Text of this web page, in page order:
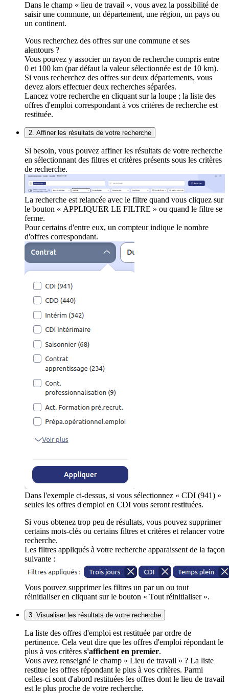
Dans le champ « lieu de travail », vous avez la possibilité de
saisir une commune, un département, une région, un pays ou
un continent.
Vous recherchez des offres sur une commune et ses
alentours ?
Vous pouvez y associer un rayon de recherche compris entre
0 et 100 km (par défaut la valeur sélectionnée est de 10 km).
Si vous recherchez des offres sur deux départements, vous
devez alors effectuer deux recherches séparées.
Lancez votre recherche en cliquant sur la loupe ; la liste des
offres d'emploi correspondant à vos critères de recherche est
restituée.
2. Affiner les résultats de votre recherche
Si besoin, vous pouvez affiner les résultats de votre recherche
en sélectionnant des filtres et critères présents sous les critères
de recherche.
La recherche est relancée avec le filtre quand vous cliquez sur
le bouton « APPLIQUER LE FILTRE » ou quand le filtre se
ferme.
Pour certains d'entre eux, un compteur indique le nombre
d'offres correspondant.
Dans l'exemple ci-dessus, si vous sélectionnez « CDI (941) »
seules les offres d'emploi en CDI vous seront restituées.
Si vous obtenez trop peu de résultats, vous pouvez supprimer
certains mots-clés ou certains filtres et critères et relancer votre
recherche.
Les filtres appliqués à votre recherche apparaissent de la façon
suivante :
Vous pouvez supprimer les filtres un par un ou tout
réinitialiser en cliquant sur le bouton « Tout réinitialiser ».
3. Visualiser les résultats de votre recherche
La liste des offres d'emploi est restituée par ordre de
pertinence. Cela veut dire que les offres d'emploi répondant le
plus à vos critères s'affichent en premier.
Vous avez renseigné le champ « Lieu de travail » ? La liste
restitue les offres répondant le plus à vos critères. Parmi
celles-ci sont d'abord restituées les offres dont le lieu de travail
est le plus proche de votre recherche.